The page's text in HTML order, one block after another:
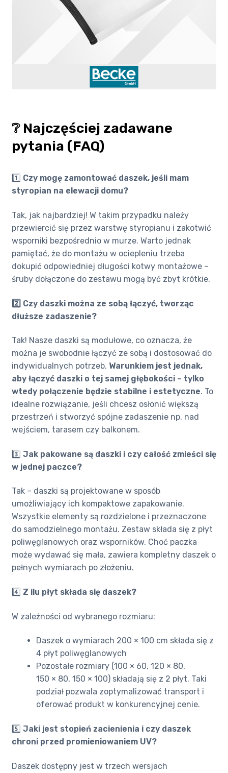
❔ Najczęściej zadawane
pytania (FAQ)
1️⃣ Czy mogę zamontować daszek, jeśli mam
styropian na elewacji domu?
Tak, jak najbardziej! W takim przypadku należy
przewiercić się przez warstwę styropianu i zakotwić
wsporniki bezpośrednio w murze. Warto jednak
pamiętać, że do montażu w ociepleniu trzeba
dokupić odpowiedniej długości kotwy montażowe –
śruby dołączone do zestawu mogą być zbyt krótkie.
2️⃣ Czy daszki można ze sobą łączyć, tworząc
dłuższe zadaszenie?
Tak! Nasze daszki są modułowe, co oznacza, że
można je swobodnie łączyć ze sobą i dostosować do
indywidualnych potrzeb. Warunkiem jest jednak,
aby łączyć daszki o tej samej głębokości – tylko
wtedy połączenie będzie stabilne i estetyczne. To
idealne rozwiązanie, jeśli chcesz osłonić większą
przestrzeń i stworzyć spójne zadaszenie np. nad
wejściem, tarasem czy balkonem.
3️⃣ Jak pakowane są daszki i czy całość zmieści się
w jednej paczce?
Tak – daszki są projektowane w sposób
umożliwiający ich kompaktowe zapakowanie.
Wszystkie elementy są rozdzielone i przeznaczone
do samodzielnego montażu. Zestaw składa się z płyt
poliwęglanowych oraz wsporników. Choć paczka
może wydawać się mała, zawiera kompletny daszek o
pełnych wymiarach po złożeniu.
4️⃣ Z ilu płyt składa się daszek?
W zależności od wybranego rozmiaru:
Daszek o wymiarach 200 × 100 cm składa się z
4 płyt poliwęglanowych
Pozostałe rozmiary (100 × 60, 120 × 80,
150 × 80, 150 × 100) składają się z 2 płyt. Taki
podział pozwala zoptymalizować transport i
oferować produkt w konkurencyjnej cenie.
5️⃣ Jaki jest stopień zacienienia i czy daszek
chroni przed promieniowaniem UV?
Daszek dostępny jest w trzech wersjach